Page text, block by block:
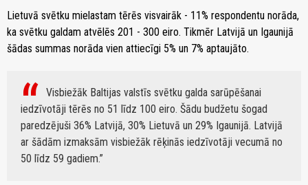
Lietuvā svētku mielastam tērēs visvairāk - 11% respondentu norāda,
ka svētku galdam atvēlēs 201 - 300 eiro. Tikmēr Latvijā un Igaunijā
šādas summas norāda vien attiecīgi 5% un 7% aptaujāto.
Visbiežāk Baltijas valstīs svētku galda sarūpēšanai
iedzīvotāji tērēs no 51 līdz 100 eiro. Šādu budžetu šogad
paredzējuši 36% Latvijā, 30% Lietuvā un 29% Igaunijā. Latvijā
ar šādām izmaksām visbiežāk rēķinās iedzīvotāji vecumā no
50 līdz 59 gadiem.